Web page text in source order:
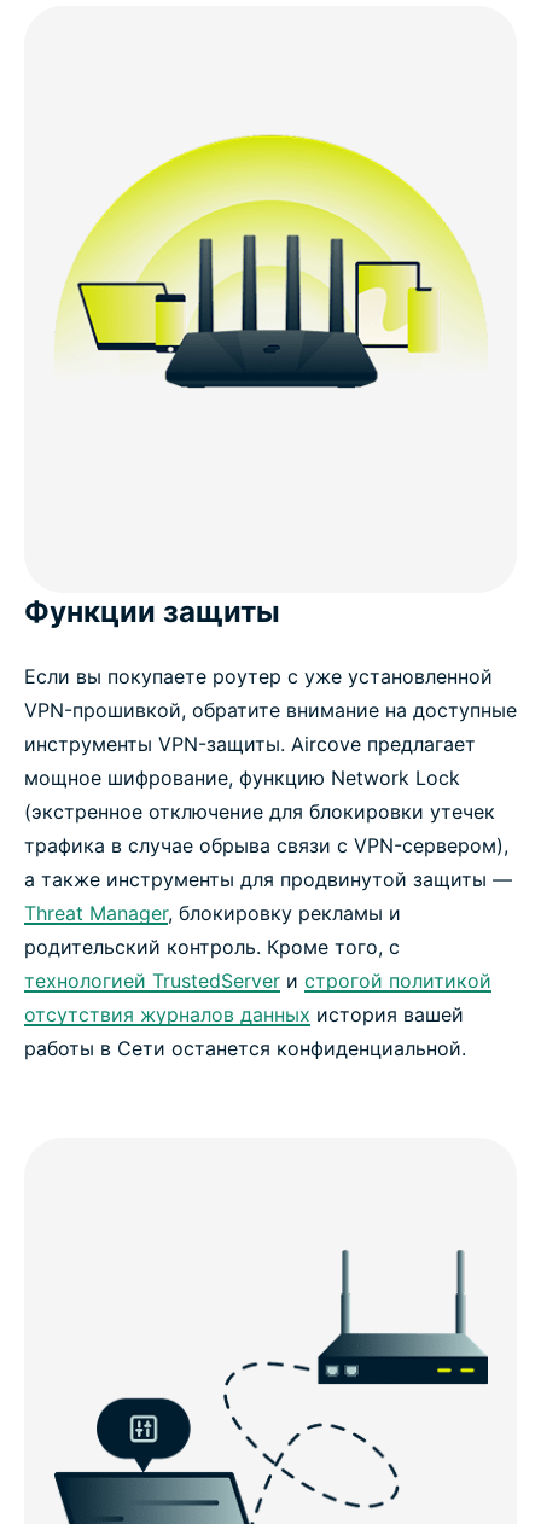
Функции защиты
Если вы покупаете роутер с уже установленной
VPN-прошивкой, обратите внимание на доступные
инструменты VPN-защиты. Aircove предлагает
мощное шифрование, функцию Network Lock
(экстренное отключение для блокировки утечек
трафика в случае обрыва связи с VPN-сервером),
а также инструменты для продвинутой защиты —
Threat Manager, блокировку рекламы и
родительский контроль. Кроме того, с
технологией TrustedServer и строгой политикой
отсутствия журналов данных история вашей
работы в Сети останется конфиденциальной.